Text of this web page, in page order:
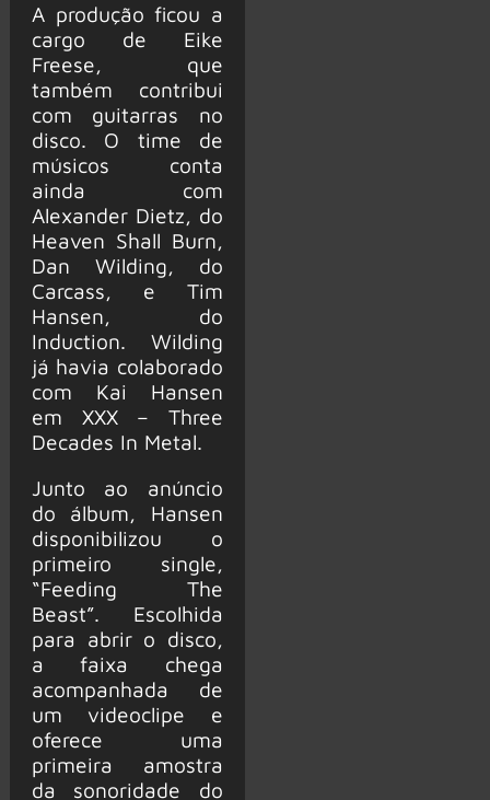
A produção ficou a
cargo de Eike
Freese, que
também contribui
com guitarras no
disco. O time de
músicos conta
ainda com
Alexander Dietz, do
Heaven Shall Burn,
Dan Wilding, do
Carcass, e Tim
Hansen, do
Induction. Wilding
já havia colaborado
com Kai Hansen
em XXX – Three
Decades In Metal.
Junto ao anúncio
do álbum, Hansen
disponibilizou o
primeiro single,
“Feeding The
Beast”. Escolhida
para abrir o disco,
a faixa chega
acompanhada de
um videoclipe e
oferece uma
primeira amostra
da sonoridade do